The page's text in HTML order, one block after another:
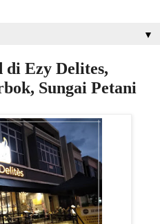
▼
di Ezy Delites,
Sungai Petani